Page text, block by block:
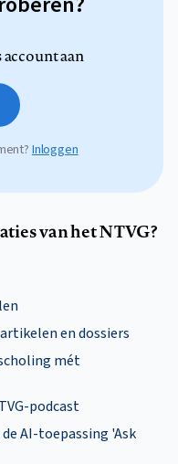
account aan
Inloggen
van het NTVG?
en dossiers
mét
podcast
AI-toepassing 'Ask